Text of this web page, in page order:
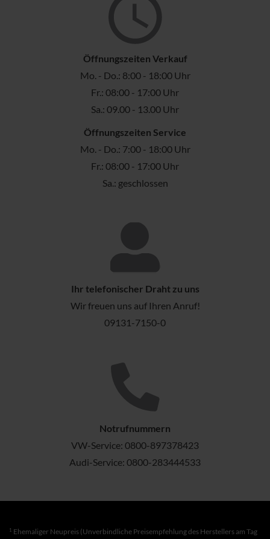
Öffnungszeiten Verkauf
Mo. - Do.: 8:00 - 18:00 Uhr
Fr.: 08:00 - 17:00 Uhr
Sa.: 09.00 - 13.00 Uhr
Öffnungszeiten Service
Mo. - Do.: 7:00 - 18:00 Uhr
Fr.: 08:00 - 17:00 Uhr
Sa.: geschlossen
Ihr telefonischer Draht zu uns
Wir freuen uns auf Ihren Anruf!
09131-7150-0
Notrufnummern
VW-Service: 0800-897378423
Audi-Service: 0800-283444533
1 Ehemaliger Neupreis (Unverbindliche Preisempfehlung des Herstellers am Tag